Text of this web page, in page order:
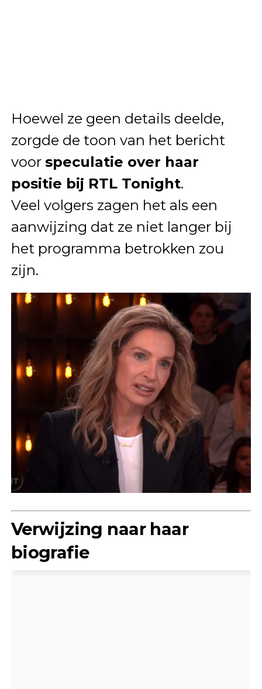
Hoewel ze geen details deelde,
zorgde de toon van het bericht
voor speculatie over haar
positie bij RTL Tonight.
Veel volgers zagen het als een
aanwijzing dat ze niet langer bij
het programma betrokken zou
zijn.
Verwijzing naar haar
biografie